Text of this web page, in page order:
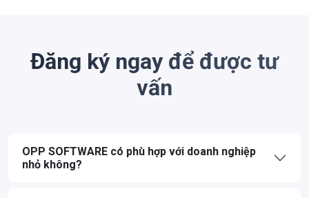
Đăng ký ngay để được tư
vấn
OPP SOFTWARE có phù hợp với doanh nghiệp
nhỏ không?